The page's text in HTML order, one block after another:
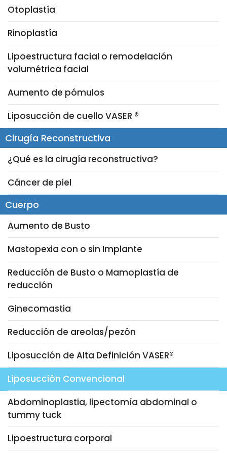
Otoplastía
Rinoplastía
Lipoestructura facial o remodelación
volumétrica facial
Aumento de pómulos
Liposucción de cuello VASER ®
Cirugía Reconstructiva
¿Qué es la cirugía reconstructiva?
Cáncer de piel
Cuerpo
Aumento de Busto
Mastopexia con o sin Implante
Reducción de Busto o Mamoplastía de
reducción
Ginecomastia
Reducción de areolas/pezón
Liposucción de Alta Definición VASER®
Liposucción Convencional
Abdominoplastia, lipectomía abdominal o
tummy tuck
Lipoestructura corporal